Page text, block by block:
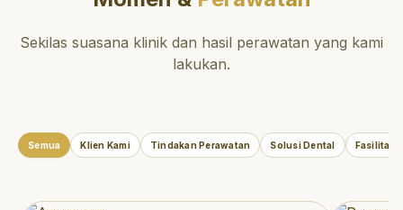
Sekilas suasana klinik dan hasil perawatan yang kami
lakukan.
Semua Klien Kami Tindakan Perawatan Solusi Dental Fasilitas